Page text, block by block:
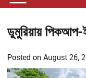
ডুমুরিয়ায় পিকআপ-
Posted on August 26,